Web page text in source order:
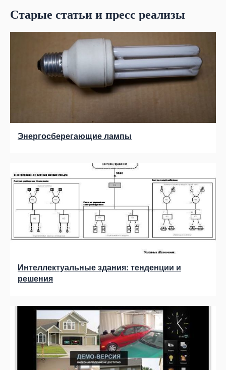
Старые статьи и пресс реализы
Энергосберегающие лампы
Интеллектуальные здания: тенденции и
решения